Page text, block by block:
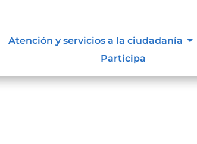
Atención y servicios a la ciudadanía
Participa